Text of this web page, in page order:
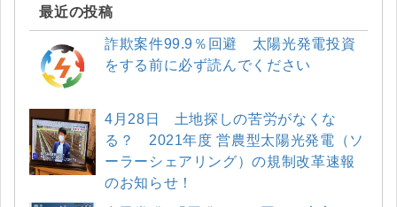
最近の投稿
詐欺案件99.9％回避 太陽光発電投資
をする前に必ず読んでください
4月28日 土地探しの苦労がなくな
る？ 2021年度 営農型太陽光発電（ソ
ーラーシェアリング）の規制改革速報
のお知らせ！